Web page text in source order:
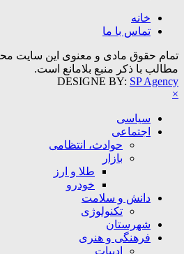
خانه
تماس با ما
تمام حقوق مادی و معنوی این سایت
مطالب با ذکر منبع بلامانع است.
DESIGNE BY: SP Agency
×
سیاسی
اجتماعی
حوادث، انتظامی
بازار
طلا و ارز
خودرو
دانش و سلامت
تکنولوژی
شهرستان
فرهنگی و هنری
ادبیات